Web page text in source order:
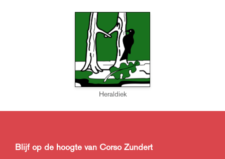
Heraldiek
Blijf op de hoogte van Corso Zundert